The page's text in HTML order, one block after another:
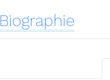
Biographie